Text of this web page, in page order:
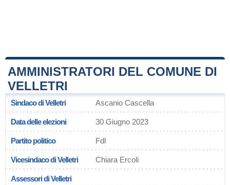
AMMINISTRATORI DEL COMUNE DI
VELLETRI
Sindaco di Velletri Ascanio Cascella
Data delle elezioni 30 Giugno 2023
Partito politico Fdl
Vicesindaco di Velletri Chiara Ercoli
Assessori di Velletri